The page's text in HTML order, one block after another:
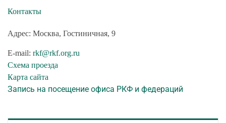
Контакты
Адрес: Москва, Гостиничная, 9
E-mail: rkf@rkf.org.ru
Схема проезда
Карта сайта
Запись на посещение офиса РКФ и федераций